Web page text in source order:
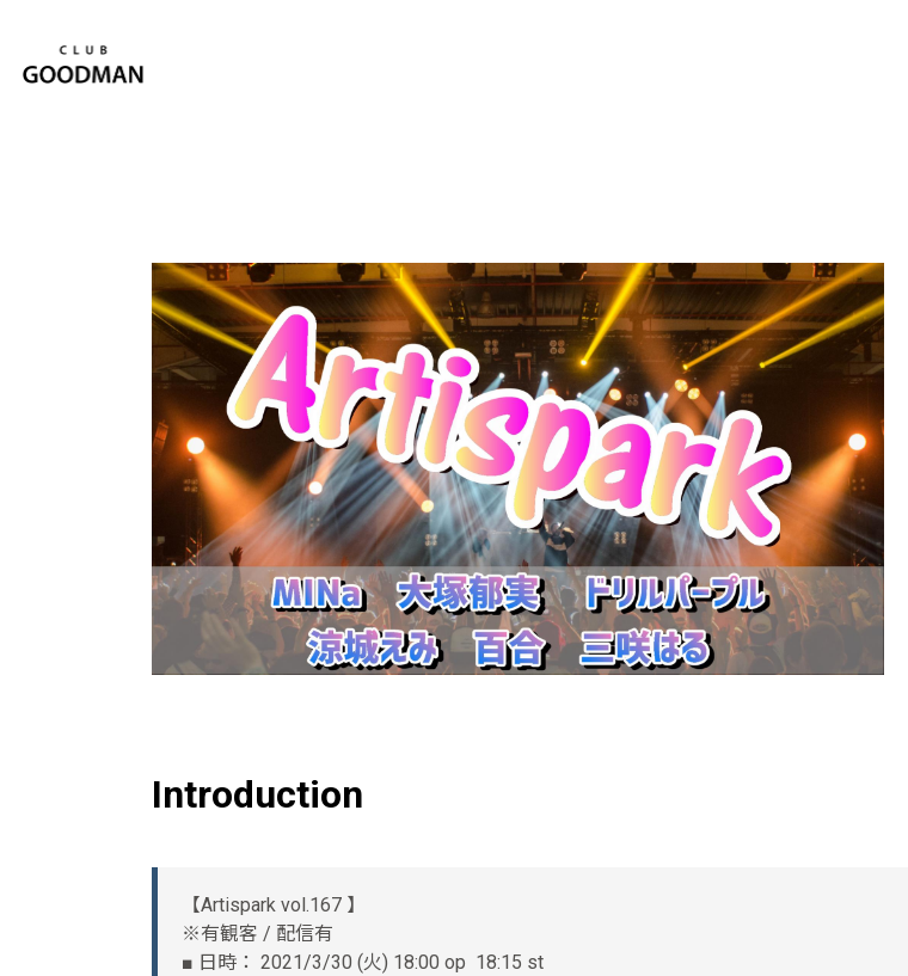
Introduction
【Artispark vol.167 】
※有観客 / 配信有
■ 日時： 2021/3/30 (火) 18:00 op 18:15 st